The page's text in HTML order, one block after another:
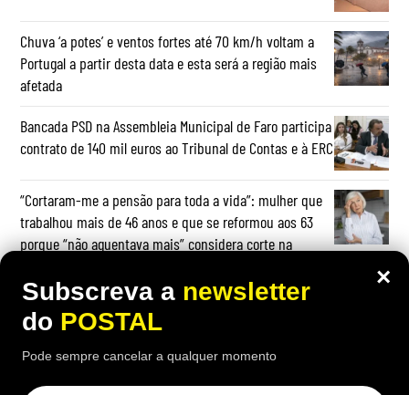
Chuva ‘a potes’ e ventos fortes até 70 km/h voltam a
Portugal a partir desta data e esta será a região mais
afetada
Bancada PSD na Assembleia Municipal de Faro participa
contrato de 140 mil euros ao Tribunal de Contas e à ERC
“Cortaram-me a pensão para toda a vida”: mulher que
trabalhou mais de 46 anos e que se reformou aos 63
porque “não aguentava mais” considera corte na
×
Subscreva a newsletter
do POSTAL
Pode sempre cancelar a qualquer momento